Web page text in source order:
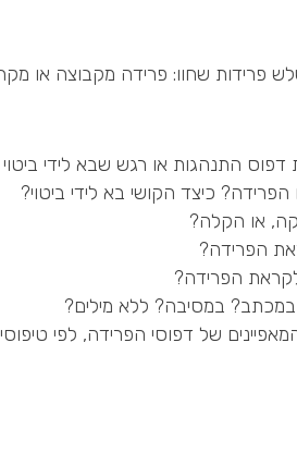
פרידות שחוו: פרידה מקבוצה או
התנהגות או רגש שבא לידי
כיצד הקושי בא לידי ביטוי?
או הקלה?
הפרידה?
הפרידה?
במסיבה? ללא מילים?
של דפוסי הפרידה, לפי